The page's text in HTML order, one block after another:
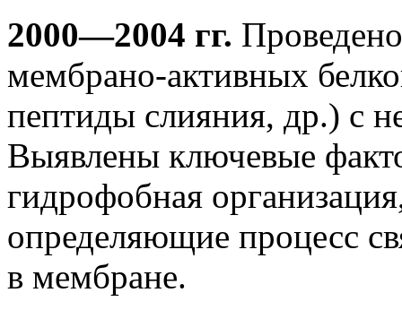
2000—2004 гг.
мембрано-активных
пептиды слияния, др.) с
Выявлены ключевые
гидрофобная
определяющие процесс
в мембране.